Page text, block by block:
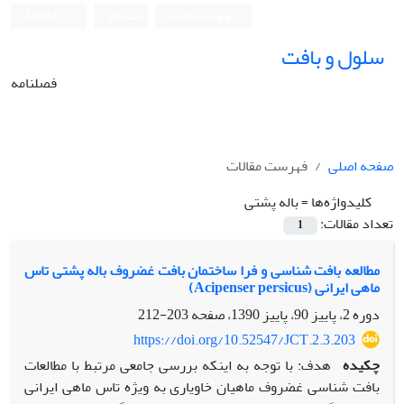
سلول و بافت
فصلنامه
صفحه اصلی
فهرست مقالات
کلیدواژه‌ها =باله پشتی
تعداد مقالات:
1
مطالعه بافت شناسی و فرا ساختمان بافت غضروف باله پشتی تاس
ماهی ایرانی (Acipenser persicus)
دوره 2، پاییز 90، پاییز 1390، صفحه
203-212
https://doi.org/10.52547/JCT.2.3.203
چکیده هدف: با توجه به اینکه بررسی جامعی مرتبط با مطالعات
بافت شناسی غضروف ماهیان خاویاری به ویژه تاس ماهی ایرانی